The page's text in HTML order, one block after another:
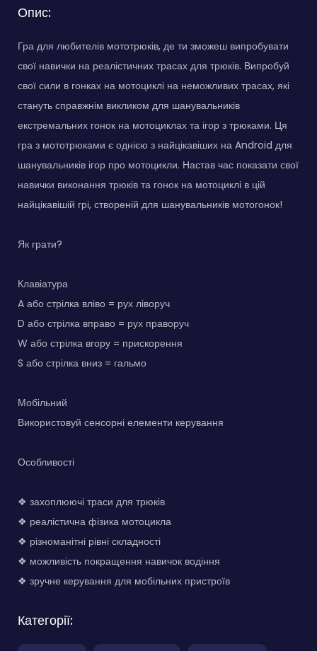
Опис:
Гра для любителів мототрюків, де ти зможеш випробувати
свої навички на реалістичних трасах для трюків. Випробуй
свої сили в гонках на мотоциклі на неможливих трасах, які
стануть справжнім викликом для шанувальників
екстремальних гонок на мотоциклах та ігор з трюками. Ця
гра з мототрюками є однією з найцікавіших на Android для
шанувальників ігор про мотоцикли. Настав час показати свої
навички виконання трюків та гонок на мотоциклі в цій
найцікавішій грі, створеній для шанувальників мотогонок!
Як грати?
Клавіатура
A або стрілка вліво = рух ліворуч
D або стрілка вправо = рух праворуч
W або стрілка вгору = прискорення
S або стрілка вниз = гальмо
Мобільний
Використовуй сенсорні елементи керування
Особливості
❖ захоплюючі траси для трюків
❖ реалістична фізика мотоцикла
❖ різноманітні рівні складності
❖ можливість покращення навичок водіння
❖ зручне керування для мобільних пристроїв
Категорії: